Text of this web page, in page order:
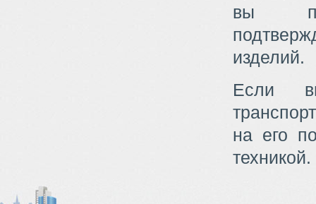
вы
изделий.
Если
на его
техникой.